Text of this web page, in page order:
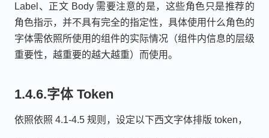
Label、正文 Body 需要注意的是，这些角色只是推荐的
角色指示，并不具有完全的指定性，具体使用什么角色的
字体需依照所使用的组件的实际情况（组件内信息的层级
重要性，越重要的越大越重）而使用。
1.4.6.字体 Token
依照依照 4.1-4.5 规则，设定以下西文字体排版 token，